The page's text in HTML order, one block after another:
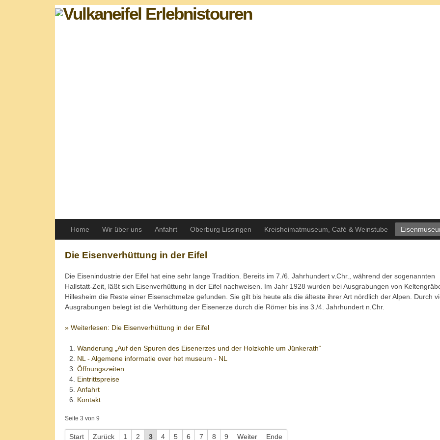
Home Wir über uns Anfahrt Oberburg Lissingen Kreisheimatmuseum, Café & Weinstube
Die Eisenverhüttung in der Eifel
Die Eisenindustrie der Eifel hat eine sehr lange Tradition. Bereits im 7./6. Jahrhundert v.Chr., während der sogenannten
Hallstatt-Zeit, läßt sich Eisenverhüttung in der Eifel nachweisen. Im Jahr 1928 wurden bei Ausgrabungen von
Hillesheim die Reste einer Eisenschmelze gefunden. Sie gilt bis heute als die älteste ihrer Art nördlich der Alpen. Durch
Ausgrabungen belegt ist die Verhüttung der Eisenerze durch die Römer bis ins 3./4. Jahrhundert n.Chr.
Weiterlesen: Die Eisenverhüttung in der Eifel
Wanderung „Auf den Spuren des Eisenerzes und der Holzkohle um Jünkerath“
NL - Algemene informatie over het museum - NL
Öffnungszeiten
Eintrittspreise
Anfahrt
Kontakt
Seite 3 von 9
Start Zurück 1 2 3 4 5 6 7 8 9 Weiter Ende